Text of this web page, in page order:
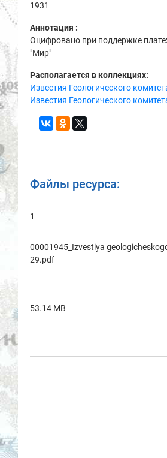
1931
Аннотация :
Оцифровано при поддержке
"Мир"
Располагается в коллекциях:
Известия Геологического
Известия Геологического
Файлы ресурса:
1
00001945_Izvestiya
29.pdf
53.14 MB